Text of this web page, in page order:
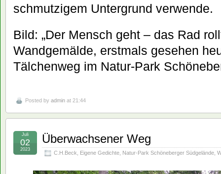
schmutzigem Untergrund verwende.
Bild: „Der Mensch geht – das Rad
Wandgemälde, erstmals gesehen
Tälchenweg im Natur-Park
Posted by admin at 21:44
Überwachsener Weg
C.H.Beck Eigene Gedichte Natur-Park Schöneberger Südgelände
Juli
02
2023